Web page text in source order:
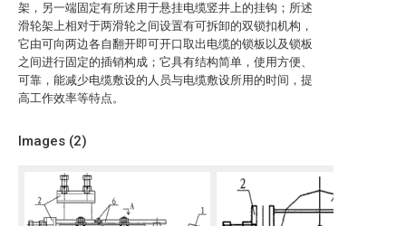
架，另一端固定有所述用于悬挂电缆竖井上的挂钩；所述
滑轮架上相对于两滑轮之间设置有可拆卸的双锁扣机构，
它由可向两边各自翻开即可开口取出电缆的锁板以及锁板
之间进行固定的插销构成；它具有结构简单，使用方便、
可靠，能减少电缆敷设的人员与电缆敷设所用的时间，提
高工作效率等特点。
Images (2)